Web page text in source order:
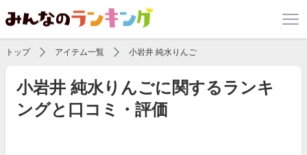
トップ アイテム一覧 小岩井 純水りんご
小岩井 純水りんごに関するランキ
ングと口コミ・評価